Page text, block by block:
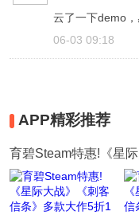
云了一下demo
06-03 09:18
APP精彩推荐
育碧Steam特惠!《星